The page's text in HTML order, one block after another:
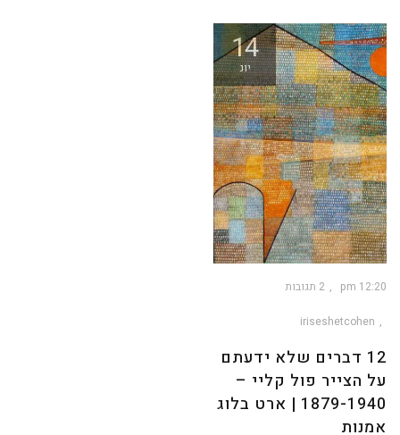
14
יונ
12:20 pm 2 תגובות
iriseshetcohen
12 דברים שלא ידעתם
על הצייר פול קליי –
1879-1940 | ארט בלוג
אמנות